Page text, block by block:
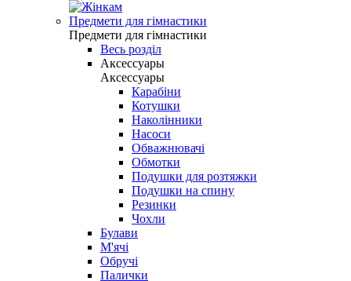
Предмети для гімнастики
Предмети для гімнастики
Весь розділ
Аксессуары
Аксессуары
Карабіни
Котушки
Наколінники
Насоси
Обважнювачі
Обмотки
Подушки для розтяжки
Подушки на спину
Резинки
Чохли
Булави
М'ячі
Обручі
Палички